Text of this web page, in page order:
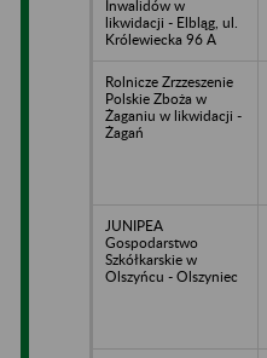
Inwalidów w
likwidacji - Elbląg, ul.
Królewiecka 96 A
Rolnicze Zrzzeszenie
Polskie Zboża w
Żaganiu w likwidacji -
Żagań
JUNIPEA
Gospodarstwo
Szkółkarskie w
Olszyńcu - Olszyniec